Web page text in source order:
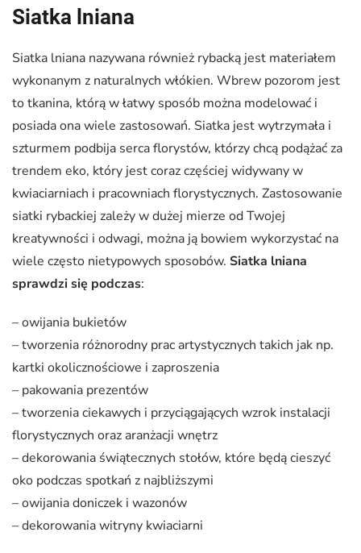
–
007
Siatka lniana
Siatka lniana nazywana również rybacką jest materiałem
wykonanym z naturalnych włókien. Wbrew pozorom jest
to tkanina, którą w łatwy sposób można modelować i
posiada ona wiele zastosowań. Siatka jest wytrzymała i
szturmem podbija serca florystów, którzy chcą podążać za
trendem eko, który jest coraz częściej widywany w
kwiaciarniach i pracowniach florystycznych. Zastosowanie
siatki rybackiej zależy w dużej mierze od Twojej
kreatywności i odwagi, można ją bowiem wykorzystać na
wiele często nietypowych sposobów. Siatka lniana
sprawdzi się podczas:
– owijania bukietów
– tworzenia różnorodny prac artystycznych takich jak np.
kartki okolicznościowe i zaproszenia
– pakowania prezentów
– tworzenia ciekawych i przyciągających wzrok instalacji
florystycznych oraz aranżacji wnętrz
– dekorowania świątecznych stołów, które będą cieszyć
oko podczas spotkań z najbliższymi
– owijania doniczek i wazonów
– dekorowania witryny kwiaciarni